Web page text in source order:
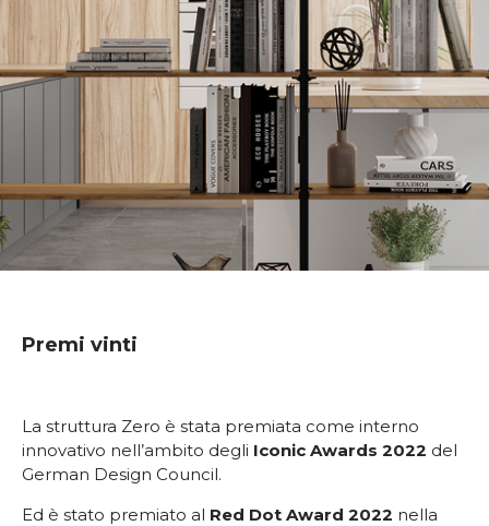
Premi vinti
La struttura Zero è stata premiata come interno
innovativo nell’ambito degli Iconic Awards 2022 del
German Design Council.
Ed è stato premiato al Red Dot Award 2022 nella